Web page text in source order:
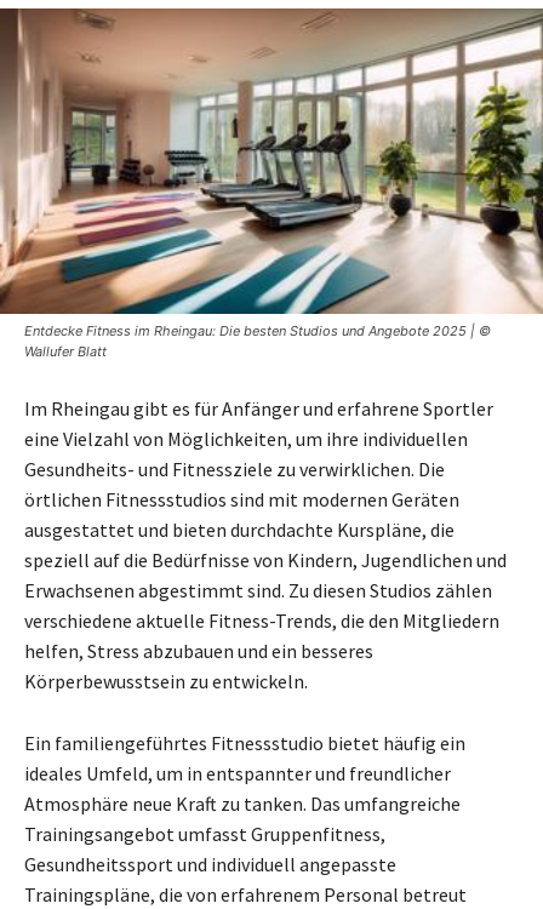
Entdecke Fitness im Rheingau: Die besten Studios und Angebote 2025 | ©
Wallufer Blatt
Im Rheingau gibt es für Anfänger und erfahrene Sportler
eine Vielzahl von Möglichkeiten, um ihre individuellen
Gesundheits- und Fitnessziele zu verwirklichen. Die
örtlichen Fitnessstudios sind mit modernen Geräten
ausgestattet und bieten durchdachte Kurspläne, die
speziell auf die Bedürfnisse von Kindern, Jugendlichen und
Erwachsenen abgestimmt sind. Zu diesen Studios zählen
verschiedene aktuelle Fitness-Trends, die den Mitgliedern
helfen, Stress abzubauen und ein besseres
Körperbewusstsein zu entwickeln.
Ein familiengeführtes Fitnessstudio bietet häufig ein
ideales Umfeld, um in entspannter und freundlicher
Atmosphäre neue Kraft zu tanken. Das umfangreiche
Trainingsangebot umfasst Gruppenfitness,
Gesundheitssport und individuell angepasste
Trainingspläne, die von erfahrenem Personal betreut